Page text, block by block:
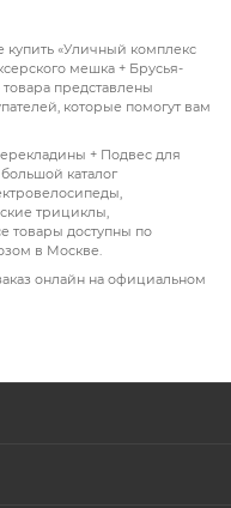
«Уличный комплекс
мешка + Брусья-
представлены
которые помогут вам
+ Подвес для
каталог
трициклы,
товары доступны по
в Москве.
онлайн на официальном